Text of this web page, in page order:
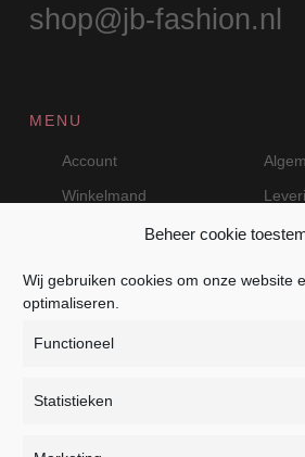
Beheer cookie
Wij gebruiken cookies om onze website
optimaliseren.
Functioneel
Statistieken
shop@jb-fashion.nl
MENU
Account
Winkelmand
VEILIG BETALEN MET